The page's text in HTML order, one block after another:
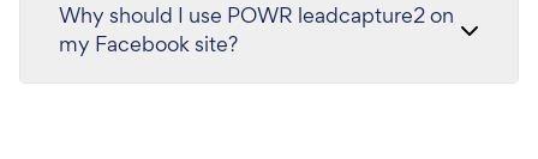
Why should I use POWR leadcapture2 on
my Facebook site?